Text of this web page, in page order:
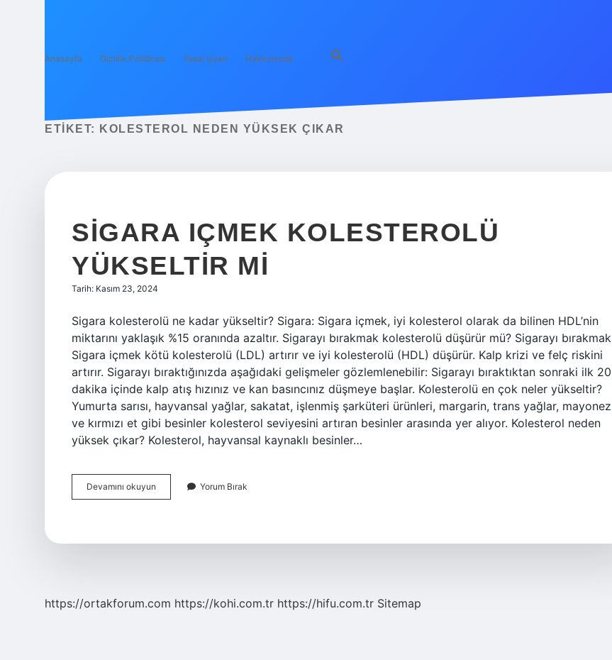
Anasayfa Gizlilik Politikası Yasal Uyarı Hakkımızda
ETIKET: KOLESTEROL NEDEN YÜKSEK ÇIKAR
SIGARA IÇMEK KOLESTEROLÜ
YÜKSELTIR MI
Tarih: Kasım 23, 2024
Sigara kolesterolü ne kadar yükseltir? Sigara: Sigara içmek, iyi kolesterol olarak da bilinen HDL’nin
miktarını yaklaşık %15 oranında azaltır. Sigarayı bırakmak kolesterolü düşürür mü? Sigarayı bırakmak
Sigara içmek kötü kolesterolü (LDL) artırır ve iyi kolesterolü (HDL) düşürür. Kalp krizi ve felç riskini
artırır. Sigarayı bıraktığınızda aşağıdaki gelişmeler gözlemlenebilir: Sigarayı bıraktıktan sonraki ilk 20
dakika içinde kalp atış hızınız ve kan basıncınız düşmeye başlar. Kolesterolü en çok neler yükseltir?
Yumurta sarısı, hayvansal yağlar, sakatat, işlenmiş şarküteri ürünleri, margarin, trans yağlar, mayonez
ve kırmızı et gibi besinler kolesterol seviyesini artıran besinler arasında yer alıyor. Kolesterol neden
yüksek çıkar? Kolesterol, hayvansal kaynaklı besinler…
Devamını okuyun
Içmek
Yorum Bırak
https://ortakforum.com https://kohi.com.tr https://hifu.com.tr Sitemap